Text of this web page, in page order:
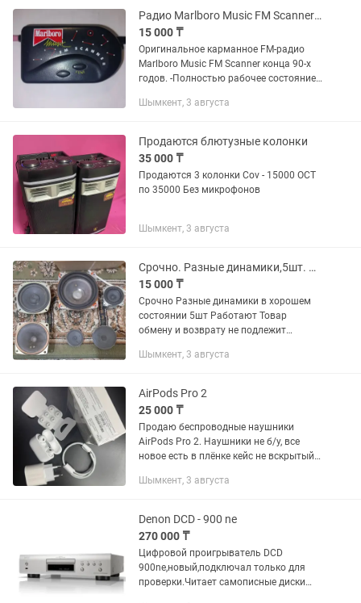
Радио Marlboro Music FM Scanner (винтаж, рабочее)
15 000 ₸
Оригинальное карманное FM-радио
Marlboro Music FM Scanner конца 90-х
годов. -Полностью рабочее состояние.
работает регулировка громкости,
Шымкент, 3 августа
Продаются блютузные колонки
35 000 ₸
Продаются 3 колонки Cov - 15000 ОСТ
по 35000 Без микрофонов
Шымкент, 3 августа
Срочно. Разные динамики,5шт. Работают
15 000 ₸
Срочно Разные динамики в хорошем
состоянии 5шт Работают Товар
обмену и возврату не подлежит
объявления Звоните
Шымкент, 3 августа
AirPods Pro 2
25 000 ₸
Продаю беспроводные наушники
AirPods Pro 2. Наушники не б/у, все
новое есть в плёнке кейс не вскрытый.
AirPods Pro 2 •Зарядный кейс
Шымкент, 3 августа
Denon DCD - 900 ne
270 000 ₸
Цифровой проигрыватель DCD
900ne,новый,подключал только для
проверки.Читает самописные диски